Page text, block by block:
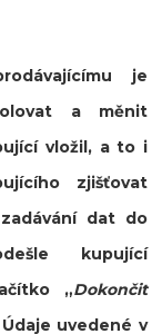
je
a měnit
vložil, a to i
zjišťovat
dat do
kupující
„Dokončit
Údaje uvedené v